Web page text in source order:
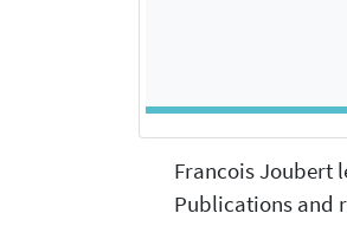
Francois Joubert
Publications and